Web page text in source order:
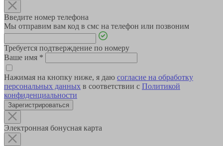
Введите номер телефона
Мы отправим вам код в смс на телефон или позвоним
Требуется подтверждение по номеру
Ваше имя *
Нажимая на кнопку ниже, я даю согласие на обработку
персональных данных в соответствии с Политикой
конфиденциальности
Зарегистрироваться
Электронная бонусная карта